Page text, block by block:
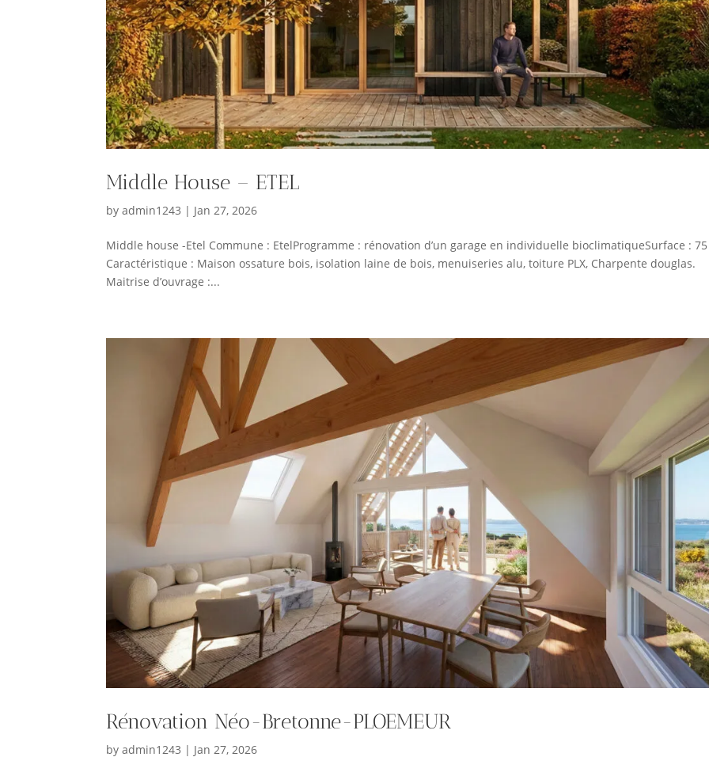
Middle House – ETEL
byadmin1243 | Jan 27, 2026
Middle house -Etel Commune : EtelProgramme : rénovation d’un garage en individuelle bioclimatiqueSurface :
Caractéristique : Maison ossature bois, isolation laine de bois, menuiseries alu, toiture PLX, Charpente douglas.
Maitrise d’ouvrage :...
Rénovation Néo-Bretonne-PLOEMEUR
byadmin1243 | Jan 27, 2026